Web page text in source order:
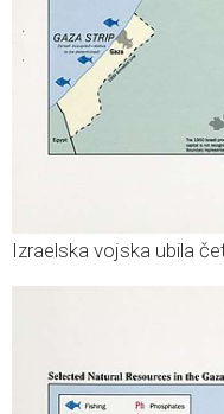
Izraelska vojska ubila